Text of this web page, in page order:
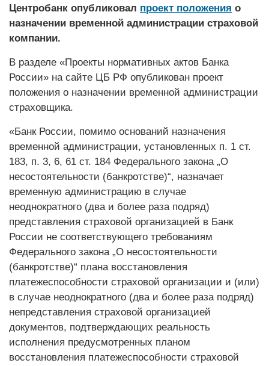
Центробанк опубликовал проект положения о
назначении временной администрации страховой
компании.
В разделе «Проекты нормативных актов Банка
России» на сайте ЦБ РФ опубликован проект
положения о назначении временной администрации
страховщика.
«Банк России, помимо оснований назначения
временной администрации, установленных п. 1 ст.
183, п. 3, 6, 61 ст. 184 Федерального закона „О
несостоятельности (банкротстве)“, назначает
временную администрацию в случае
неоднократного (два и более раза подряд)
представления страховой организацией в Банк
России не соответствующего требованиям
Федерального закона „О несостоятельности
(банкротстве)“ плана восстановления
платежеспособности страховой организации и (или)
в случае неоднократного (два и более раза подряд)
непредставления страховой организацией
документов, подтверждающих реальность
исполнения предусмотренных планом
восстановления платежеспособности страховой